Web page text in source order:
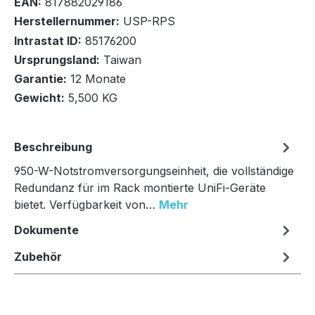
2079-01-01T00:00:00+00:00
Anzahl: 3
In den Warenkorb
Herstellernummer: USP-RPS
Intrastat ID: 85176200
Ursprungsland: Taiwan
Garantie: 12 Monate
Gewicht: 5,500 KG
Beschreibung
950-W-Notstromversorgungseinheit, die vollständige
Redundanz für im Rack montierte UniFi-Geräte
bietet. Verfügbarkeit von… Mehr
Dokumente
Zubehör